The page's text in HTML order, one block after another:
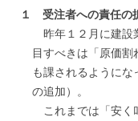
１ 受注者への責任の
昨年１２月に建設
目すべきは「原価
も課されるように
の追加）。
これまでは「安く